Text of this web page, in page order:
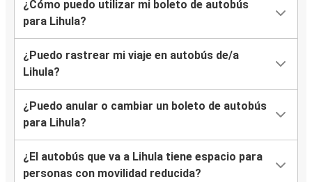
¿Cómo puedo utilizar mi boleto de autobús
para Lihula?
¿Puedo rastrear mi viaje en autobús de/a
Lihula?
¿Puedo anular o cambiar un boleto de autobús
para Lihula?
¿El autobús que va a Lihula tiene espacio para
personas con movilidad reducida?